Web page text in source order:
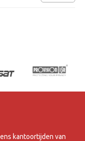
kantoortijden van